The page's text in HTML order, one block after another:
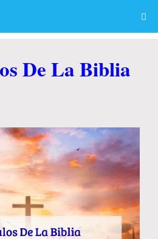
De La Biblia